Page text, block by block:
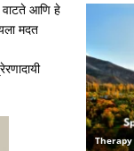
वाटते आणि हे
मदत